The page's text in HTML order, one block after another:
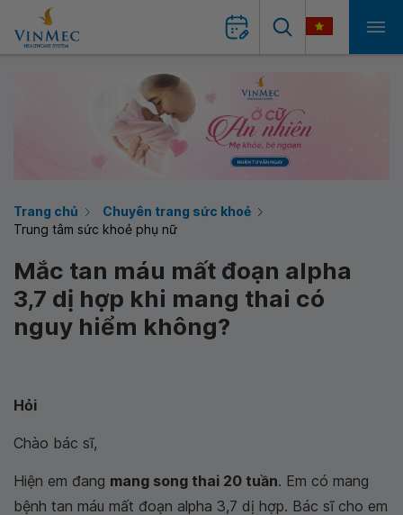
Trang chủ
Chuyên trang sức khoẻ
Trung tâm sức khoẻ phụ nữ
Mắc tan máu mất đoạn alpha
3,7 dị hợp khi mang thai có
nguy hiểm không?
Hỏi
Chào bác sĩ,
Hiện em đang mang song thai 20 tuần. Em có mang
bệnh tan máu mất đoạn alpha 3,7 dị hợp. Bác sĩ cho em